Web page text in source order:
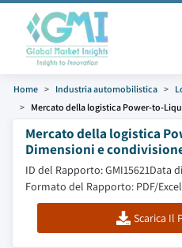
Home Industria automobilistica
Mercato della logistica Power-to-
Mercato della logistica
Dimensioni e
ID del Rapporto: GMI15621Data
Formato del Rapporto: PDF/
Scarica Il